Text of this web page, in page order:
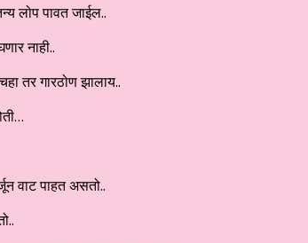
लोप पावत जाईल..
नाही..
तर गारठोण झालाय..
वाट पाहत असतो..